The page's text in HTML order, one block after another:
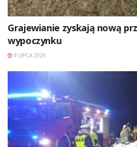
Grajewianie zyskają nową
wypoczynku
9 LIPCA 2026